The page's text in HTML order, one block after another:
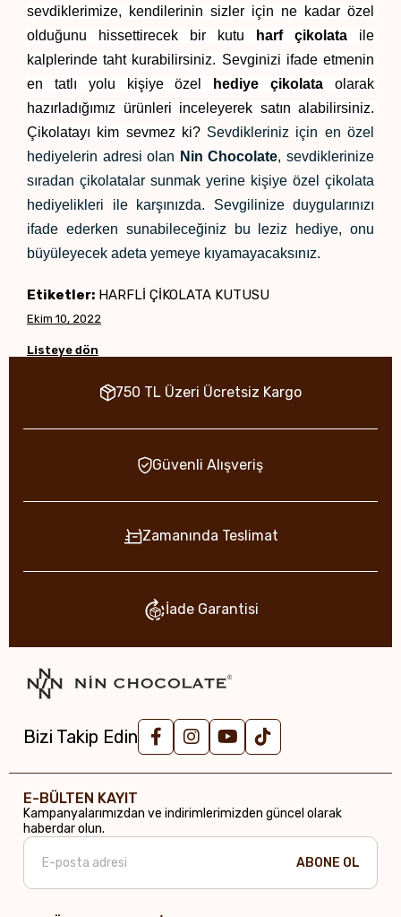
sevdiklerimize, kendilerinin sizler için ne kadar özel
olduğunu hissettirecek bir kutu harf çikolata ile
kalplerinde taht kurabilirsiniz. Sevginizi ifade etmenin
en tatlı yolu kişiye özel
hediye çikolata olarak
hazırladığımız ürünleri inceleyerek satın alabilirsiniz.
Çikolatayı kim sevmez ki? Sevdikleriniz için en özel
hediyelerin adresi olan Nin Chocolate, sevdiklerinize
sıradan çikolatalar sunmak yerine kişiye özel çikolata
hediyelikleri ile karşınızda. Sevgilinize duygularınızı
ifade ederken sunabileceğiniz bu leziz hediye, onu
büyüleyecek adeta yemeye kıyamayacaksınız.
Etiketler: HARFLİ ÇİKOLATA KUTUSU
Ekim 10, 2022
Listeye dön
750 TL Üzeri Ücretsiz Kargo
Güvenli Alışveriş
Zamanında Teslimat
İade Garantisi
Bizi Takip Edin
E-BÜLTEN KAYIT
Kampanyalarımızdan ve indirimlerimizden güncel olarak
haberdar olun.
ABONE OL